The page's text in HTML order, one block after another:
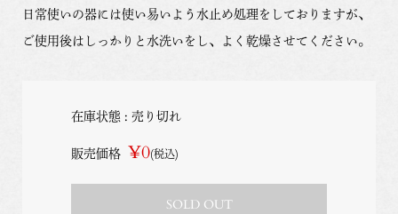
日常使いの器には使い易いよう水止め処理をしておりますが、
ご使用後はしっかりと水洗いをし、よく乾燥させてください。
在庫状態 : 売り切れ
販売価格 ¥0(税込)
SOLD OUT